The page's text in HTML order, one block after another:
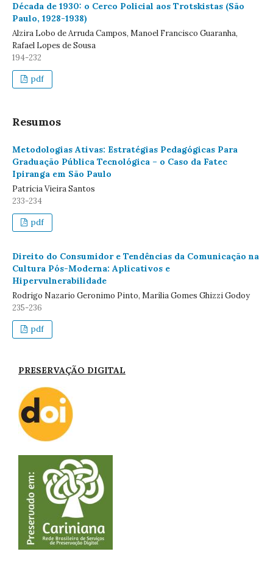
Década de 1930: o Cerco Policial aos Trotskistas (São
Paulo, 1928-1938)
Alzira Lobo de Arruda Campos, Manoel Francisco Guaranha,
Rafael Lopes de Sousa
194-232
pdf
Resumos
Metodologias Ativas: Estratégias Pedagógicas Para
Graduação Pública Tecnológica – o Caso da Fatec
Ipiranga em São Paulo
Patrícia Vieira Santos
233-234
pdf
Direito do Consumidor e Tendências da Comunicação na
Cultura Pós-Moderna: Aplicativos e
Hipervulnerabilidade
Rodrigo Nazario Geronimo Pinto, Marília Gomes Ghizzi Godoy
235-236
pdf
PRESERVAÇÃO DIGITAL